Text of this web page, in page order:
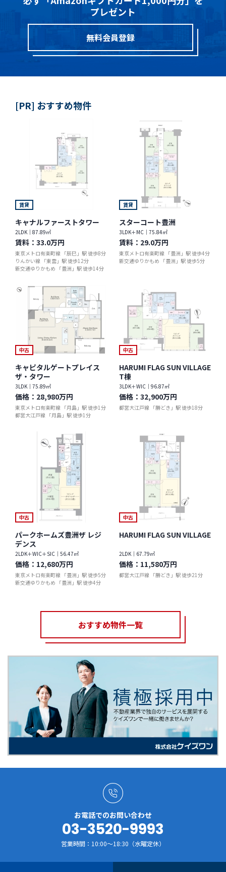
プレゼント
無料会員登録
[PR] おすすめ物件
賃貸
キャナルファーストタワー
2LDK｜87.89㎡
賃料： 33.0万円
東京メトロ有楽町線 「辰巳」駅 徒歩8分
りんかい線 「東雲」駅 徒歩12分
新交通ゆりかもめ 「豊洲」駅 徒歩14分
賃貸
スターコート豊洲
3LDK＋MC｜75.84㎡
賃料： 29.0万円
東京メトロ有楽町線 「豊洲」駅 徒歩4分
新交通ゆりかもめ 「豊洲」駅 徒歩5分
中古
キャピタルゲートプレイス
ザ・タワー
3LDK｜75.89㎡
価格： 28,980万円
東京メトロ有楽町線 「月島」駅 徒歩1分
都営大江戸線 「月島」駅 徒歩1分
中古
HARUMI FLAG SUN VILLAGE
T棟
3LDK＋WIC｜96.87㎡
価格： 32,900万円
都営大江戸線 「勝どき」駅 徒歩18分
中古
パークホームズ豊洲ザ レジ
デンス
2LDK＋WIC＋SIC｜56.47㎡
価格： 12,680万円
東京メトロ有楽町線 「豊洲」駅 徒歩5分
新交通ゆりかもめ 「豊洲」駅 徒歩4分
中古
HARUMI FLAG SUN VILLAGE
2LDK｜67.79㎡
価格： 11,580万円
都営大江戸線 「勝どき」駅 徒歩21分
おすすめ物件一覧
お電話でのお問い合わせ
03-3520-9993
営業時間：10:00～18:30（水曜定休）